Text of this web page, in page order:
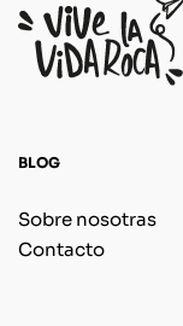
BLOG
Sobre nosotras
Contacto